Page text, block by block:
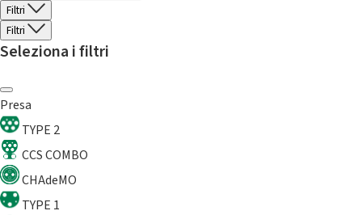
Filtri
Filtri
Seleziona i filtri
Presa
TYPE 2
CCS COMBO
CHAdeMO
TYPE 1